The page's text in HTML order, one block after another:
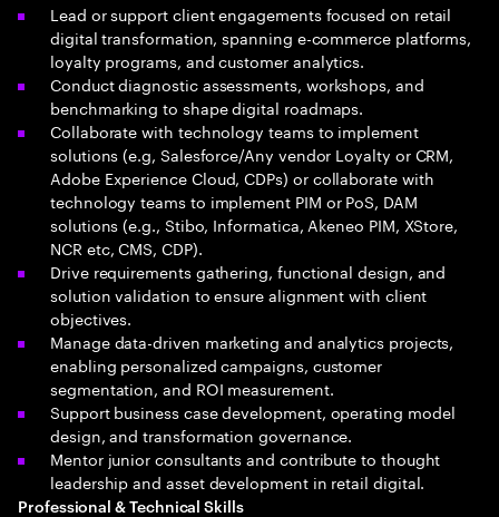
Lead or support client engagements focused on retail
digital transformation, spanning e-commerce platforms,
loyalty programs, and customer analytics.
Conduct diagnostic assessments, workshops, and
benchmarking to shape digital roadmaps.
Collaborate with technology teams to implement
solutions (e.g, Salesforce/Any vendor Loyalty or CRM,
Adobe Experience Cloud, CDPs) or collaborate with
technology teams to implement PIM or PoS, DAM
solutions (e.g., Stibo, Informatica, Akeneo PIM, XStore,
NCR etc, CMS, CDP).
Drive requirements gathering, functional design, and
solution validation to ensure alignment with client
objectives.
Manage data-driven marketing and analytics projects,
enabling personalized campaigns, customer
segmentation, and ROI measurement.
Support business case development, operating model
design, and transformation governance.
Mentor junior consultants and contribute to thought
leadership and asset development in retail digital.
Professional & Technical Skills